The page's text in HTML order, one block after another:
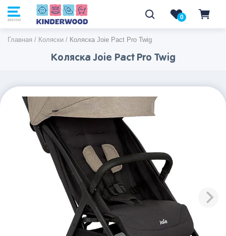
меню 0
Главная / Коляски / Коляска Joie Pact Pro Twig
Коляска Joie Pact Pro Twig